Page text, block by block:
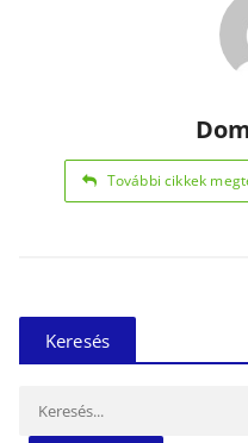
További cikkek
Keresés